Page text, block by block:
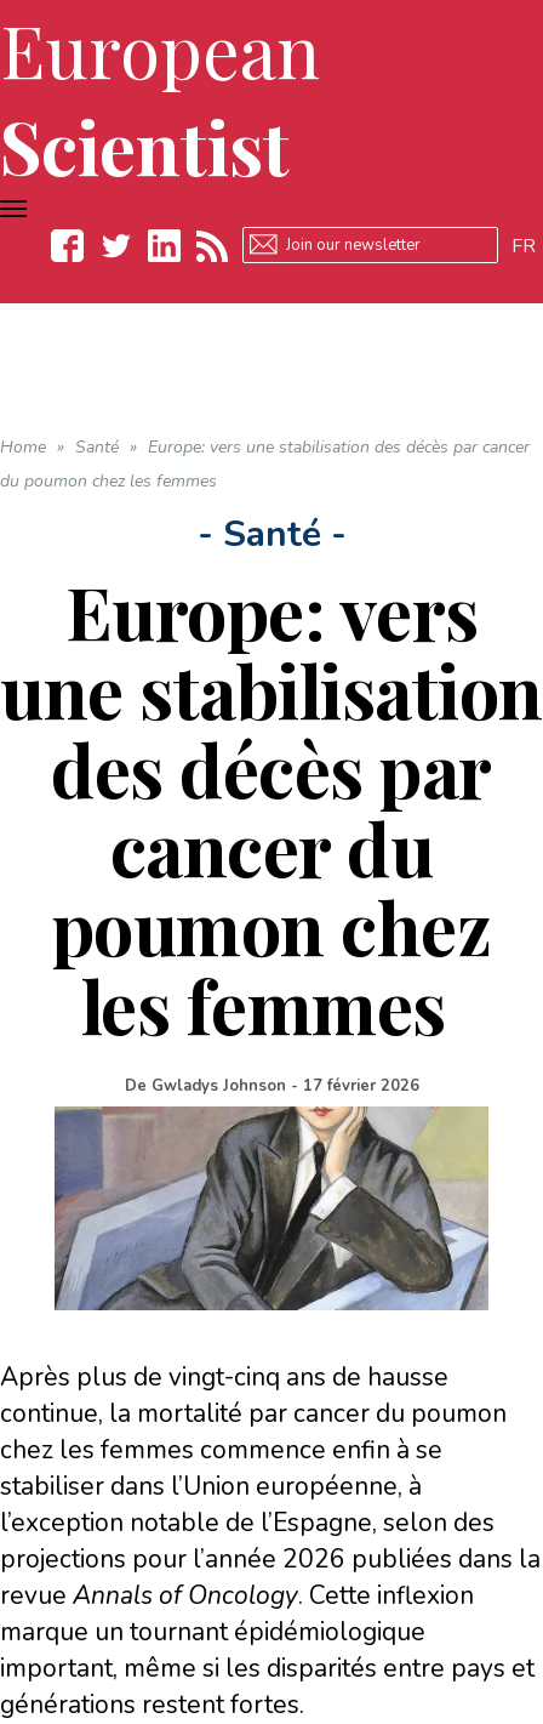
European
Scientist
FR
TOGGLE
NAVIGATION
Home » Santé » Europe: vers une stabilisation des décès par cancer
du poumon chez les femmes
- Santé -
Europe: vers
une stabilisation
des décès par
cancer du
poumon chez
les femmes
De Gwladys Johnson - 17 février 2026
Après plus de vingt-cinq ans de hausse
continue, la mortalité par cancer du poumon
chez les femmes commence enfin à se
stabiliser dans l’Union européenne, à
l’exception notable de l’Espagne, selon des
projections pour l’année 2026 publiées dans la
revue Annals of Oncology. Cette inflexion
marque un tournant épidémiologique
important, même si les disparités entre pays et
générations restent fortes.